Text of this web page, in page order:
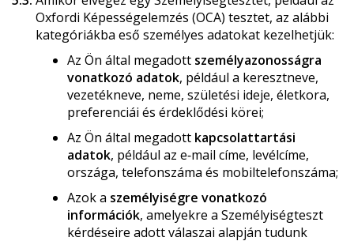
Oxfordi Képességelemzés (OCA) tesztet, az alábbi
kategóriákba eső személyes adatokat kezelhetjük:
Az Ön által megadott személyazonosságra
vonatkozó adatok, például a keresztneve,
vezetékneve, neme, születési ideje, életkora,
preferenciái és érdeklődési körei;
Az Ön által megadott kapcsolattartási
adatok, például az e‑mail címe, levélcíme,
országa, telefonszáma és mobiltelefonszáma;
Azok a személyiségre vonatkozó
információk, amelyekre a Személyiségteszt
kérdéseire adott válaszai alapján tudunk